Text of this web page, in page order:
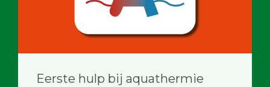
Eerste hulp bij aquathermie